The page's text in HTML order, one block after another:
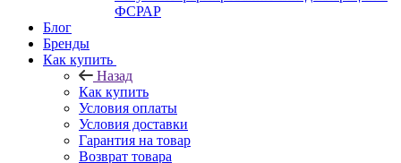
ФСРАР
Блог
Бренды
Как купить
Назад
Как купить
Условия оплаты
Условия доставки
Гарантия на товар
Возврат товара